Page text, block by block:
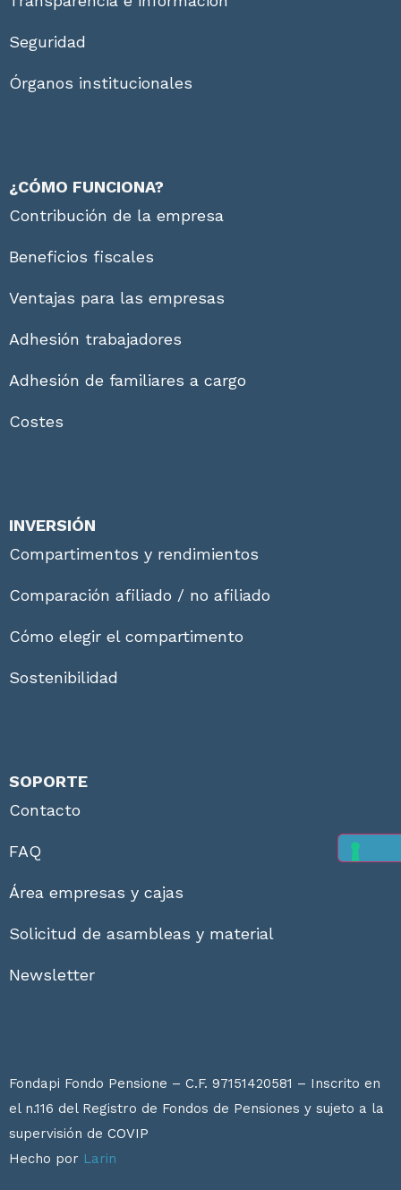
Seguridad
Órganos institucionales
¿CÓMO FUNCIONA?
Contribución de la empresa
Beneficios fiscales
Ventajas para las empresas
Adhesión trabajadores
Adhesión de familiares a cargo
Costes
INVERSIÓN
Compartimentos y rendimientos
Comparación afiliado / no afiliado
Cómo elegir el compartimento
Sostenibilidad
SOPORTE
Contacto
FAQ
Área empresas y cajas
Solicitud de asambleas y material
Newsletter
Fondapi Fondo Pensione – C.F. 97151420581 – Inscrito en
el n.116 del Registro de Fondos de Pensiones y sujeto a la
supervisión de COVIP
Hecho por Larin